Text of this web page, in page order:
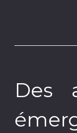
Des